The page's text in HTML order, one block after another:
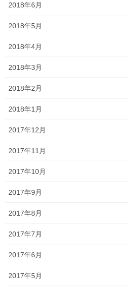
2018年6月
2018年5月
2018年4月
2018年3月
2018年2月
2018年1月
2017年12月
2017年11月
2017年10月
2017年9月
2017年8月
2017年7月
2017年6月
2017年5月